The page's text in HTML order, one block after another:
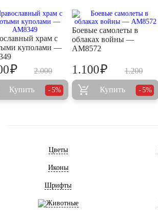
храм с
куполами —
2.000
₽
Купить 5%
Боевые самолеты в
облаках войны —
AM8572
1.200
1.100₽
Купить 5%
Цветы
Иконы
Шрифты
Животные